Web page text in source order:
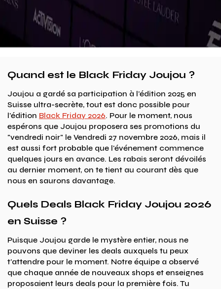
Quand est le Black Friday Joujou ?
Joujou a gardé sa participation à l'édition 2025 en
Suisse ultra-secrète, tout est donc possible pour
l'édition Black Friday 2026. Pour le moment, nous
espérons que Joujou proposera ses promotions du
"vendredi noir" le Vendredi 27 novembre 2026, mais il
est aussi fort probable que l'événement commence
quelques jours en avance. Les rabais seront dévoilés
au dernier moment, on te tient au courant dès que
nous en saurons davantage.
Quels Deals Black Friday Joujou 2026
en Suisse ?
Puisque Joujou garde le mystère entier, nous ne
pouvons que deviner les deals auxquels tu peux
t'attendre pour le moment. Notre équipe a observé
que chaque année de nouveaux shops et enseignes
proposaient leurs deals pour la première fois. Tu